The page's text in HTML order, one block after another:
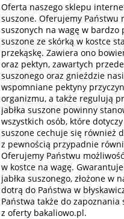
Oferta naszego sklepu
suszone. Oferujemy Państwu
suszonych na wagę w bardzo
suszone ze skórką w kostce
przekąskę. Zawiera ono
oraz pektyn, zawartych
suszonego oraz gnieździe
wspomniane pektyny
organizmu, a także regulują
jabłka suszone powinny
wszystkich osób, które
suszone cechuje się również
z pewnością przypadnie
Oferujemy Państwu
w kostce na wagę.
jabłka suszonego, złożone w
dotrą do Państwa w
Państwa także do zapoznania
z oferty bakaliowo.pl.